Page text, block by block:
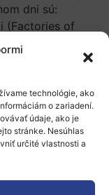
technológie, ako
o zariadení.
údaje, ako je
stránke. Nesúhlas
určité vlastnosti a
dni sú:
(Factories of
v energeticky
(Suinstable
Energy